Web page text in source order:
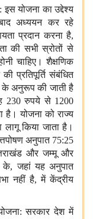
इस योजना का उद्देश्य
अध्ययन कर रहे
प्रदान करना है,
की सभी स्रोतों से
चाहिए। शैक्षणिक
प्रतिपूर्ति संबंधित
के अनुरूप की जाती है
230 रुपये से 1200
है। योजना को राज्य
लागू किया जाता है।
अनुपात 75:25
और जम्मू और
के, जहां यह अनुपात
नहीं है, में केंद्रीय
सरकार देश में